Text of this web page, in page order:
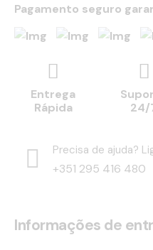
Pagamento seguro
Entrega
Rápida
24/
Precisa de ajuda?
+351 295 416 480
Informações de